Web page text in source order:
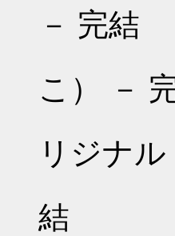
－ 完結
遍歴
こ） －
異世
リジナ
やる
結